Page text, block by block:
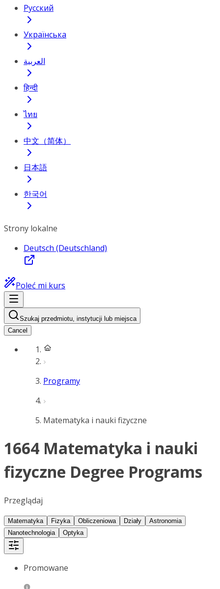
Русский
Українська
العربية
हिन्दी
ไทย
中文（简体）
日本語
한국어
Strony lokalne
Deutsch (Deutschland)
Poleć mi kurs
Szukaj przedmiotu, instytucji lub miejsca
Cancel
Programy
Matematyka i nauki fizyczne
1664 Matematyka i nauki
fizyczne Degree Programs
Przeglądaj
Matematyka Fizyka Obliczeniowa Działy
Astronomia
Nanotechnologia
Optyka
Promowane